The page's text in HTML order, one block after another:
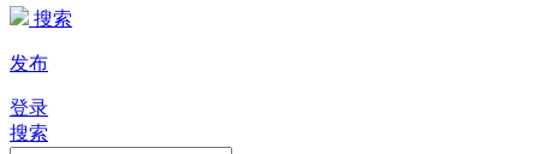
搜索
发布
登录
搜索